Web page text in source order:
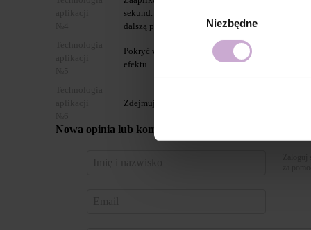
Niezbędne
sekund. Za dla uzyskania bardziej nasycone
dalszą polimeryzacją.
Pokryć wybranym topem DNKa’ i utwardzić w
efektu.
Zdejmujemy Gel Polish Color za pomocą Gel
Nowa opinia lub komentarz